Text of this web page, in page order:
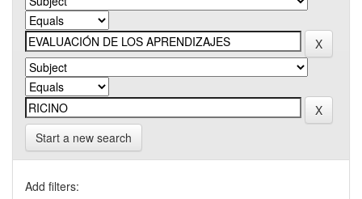
Start a new search
Add filters: